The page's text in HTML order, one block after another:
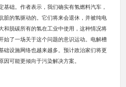
基础。作者表示，我们确实有氢燃料汽车，
脏的氢驱动的。它们将来会退休，并被纯电
和脱碳所有的氢在工业中使用，这种情况将
始了一场关于这个问题的意识运动。电解槽
础设施网络也越来越多。预计政治家们将更
因可能更倾向于污染解决方案。